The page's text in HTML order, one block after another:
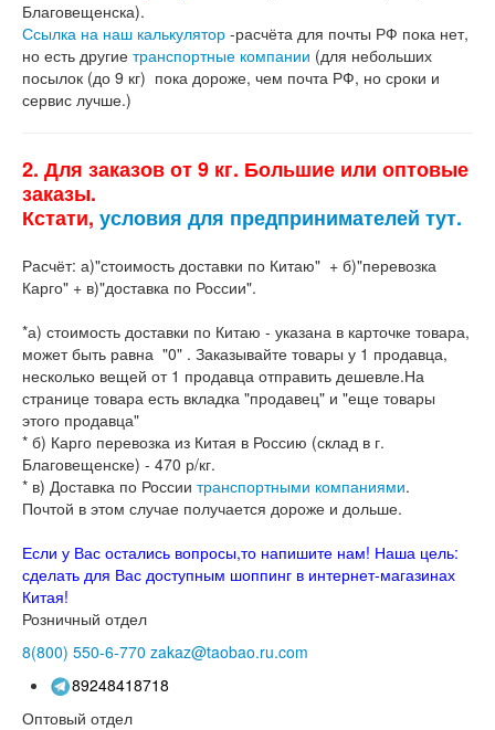
Благовещенска).
Ссылка на наш калькулятор -расчёта для почты РФ пока нет,
но есть другие транспортные компании (для небольших
посылок (до 9 кг) пока дороже, чем почта РФ, но сроки и
сервис лучше.)
2. Для заказов от 9 кг. Большие или оптовые
заказы.
Кстати, условия для предпринимателей тут.
Расчёт: а)"стоимость доставки по Китаю" + б)"перевозка
Карго" + в)"доставка по России".
*а) стоимость доставки по Китаю - указана в карточке товара,
может быть равна "0" . Заказывайте товары у 1 продавца,
несколько вещей от 1 продавца отправить дешевле.На
странице товара есть вкладка "продавец" и "еще товары
этого продавца"
* б) Карго перевозка из Китая в Россию (склад в г.
Благовещенске) - 470 р/кг.
* в) Доставка по России транспортными компаниями.
Почтой в этом случае получается дороже и дольше.
Если у Вас остались вопросы,то напишите нам! Наша цель:
сделать для Вас доступным шоппинг в интернет-магазинах
Китая!
Розничный отдел
8(800) 550-6-770 zakaz@taobao.ru.com
89248418718
Оптовый отдел